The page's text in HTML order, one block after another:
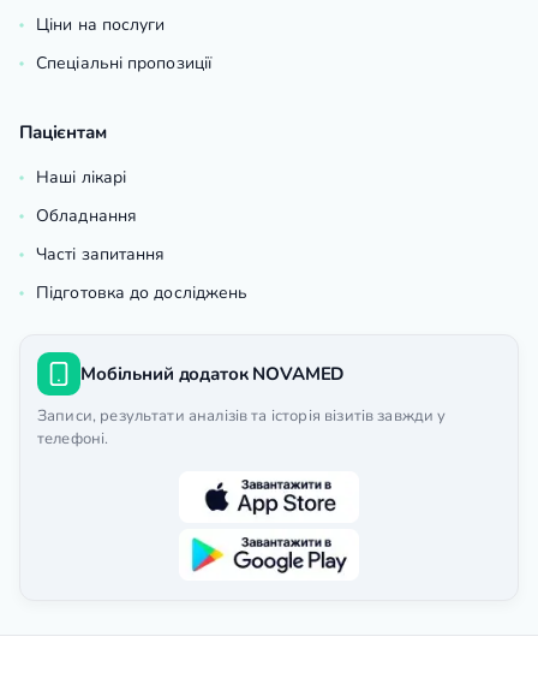
Ціни на послуги
Спеціальні пропозиції
Пацієнтам
Наші лікарі
Обладнання
Часті запитання
Підготовка до досліджень
Мобільний додаток NOVAMED
Записи, результати аналізів та історія візитів завжди у
телефоні.